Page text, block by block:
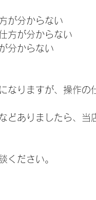
が分からない
方が分からない
分からない
なりますが、操作の
どありましたら、当
ください。